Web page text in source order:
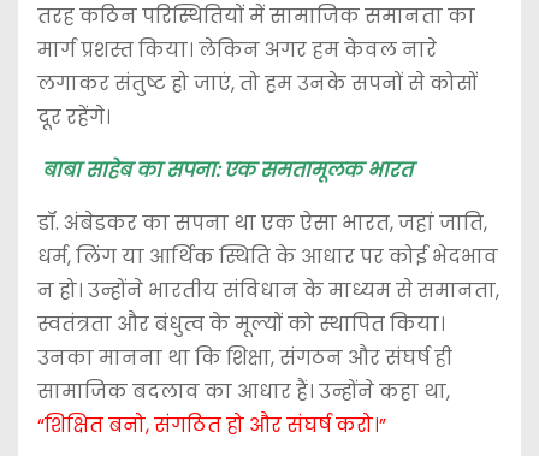
तरह कठिन परिस्थितियों में सामाजिक समानता का
मार्ग प्रशस्त किया। लेकिन अगर हम केवल नारे
लगाकर संतुष्ट हो जाएं, तो हम उनके सपनों से कोसों
दूर रहेंगे।
बाबा साहेब का सपना: एक समतामूलक भारत
डॉ. अंबेडकर का सपना था एक ऐसा भारत, जहां जाति,
धर्म, लिंग या आर्थिक स्थिति के आधार पर कोई भेदभाव
न हो। उन्होंने भारतीय संविधान के माध्यम से समानता,
स्वतंत्रता और बंधुत्व के मूल्यों को स्थापित किया।
उनका मानना था कि शिक्षा, संगठन और संघर्ष ही
सामाजिक बदलाव का आधार हैं। उन्होंने कहा था,
“शिक्षित बनो, संगठित हो और संघर्ष करो।”